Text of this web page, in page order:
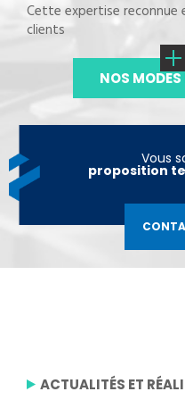
Cette expertise reconnue
clients
NOS
Vous
proposition
ACTUALITÉS ET